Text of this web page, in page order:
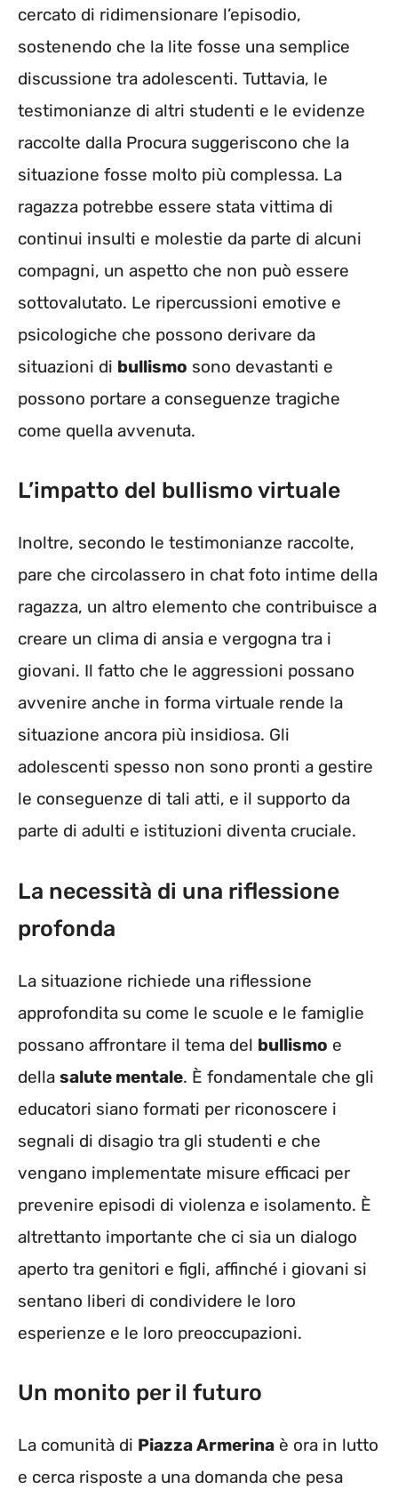
cercato di ridimensionare l’episodio,
sostenendo che la lite fosse una semplice
discussione tra adolescenti. Tuttavia, le
testimonianze di altri studenti e le evidenze
raccolte dalla Procura suggeriscono che la
situazione fosse molto più complessa. La
ragazza potrebbe essere stata vittima di
continui insulti e molestie da parte di alcuni
compagni, un aspetto che non può essere
sottovalutato. Le ripercussioni emotive e
psicologiche che possono derivare da
situazioni di bullismo sono devastanti e
possono portare a conseguenze tragiche
come quella avvenuta.
L’impatto del bullismo virtuale
Inoltre, secondo le testimonianze raccolte,
pare che circolassero in chat foto intime della
ragazza, un altro elemento che contribuisce a
creare un clima di ansia e vergogna tra i
giovani. Il fatto che le aggressioni possano
avvenire anche in forma virtuale rende la
situazione ancora più insidiosa. Gli
adolescenti spesso non sono pronti a gestire
le conseguenze di tali atti, e il supporto da
parte di adulti e istituzioni diventa cruciale.
La necessità di una riflessione
profonda
La situazione richiede una riflessione
approfondita su come le scuole e le famiglie
possano affrontare il tema del bullismo e
della salute mentale. È fondamentale che gli
educatori siano formati per riconoscere i
segnali di disagio tra gli studenti e che
vengano implementate misure efficaci per
prevenire episodi di violenza e isolamento. È
altrettanto importante che ci sia un dialogo
aperto tra genitori e figli, affinché i giovani si
sentano liberi di condividere le loro
esperienze e le loro preoccupazioni.
Un monito per il futuro
La comunità di Piazza Armerina è ora in lutto
e cerca risposte a una domanda che pesa